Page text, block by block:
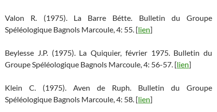
Valon R. (1975). La Barre Bétte. Bulletin du Groupe
Spéléologique Bagnols Marcoule, 4: 55. [lien]
Beylesse J.P. (1975). La Quiquier, février 1975. Bulletin du
Groupe Spéléologique Bagnols Marcoule, 4: 56-57. [lien]
Klein C. (1975). Aven de Ruph. Bulletin du Groupe
Spéléologique Bagnols Marcoule, 4: 58. [lien]